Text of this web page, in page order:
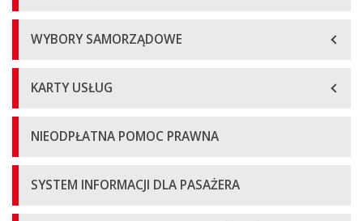
WYBORY SAMORZĄDOWE
KARTY USŁUG
NIEODPŁATNA POMOC PRAWNA
SYSTEM INFORMACJI DLA PASAŻERA